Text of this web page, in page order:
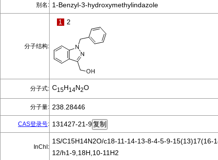
别名: 1-Benzyl-3-hydroxymethylindazole
分子结构:
1 2
分子式: C15H14N2O
分子量: 238.28446
CAS登录号: 131427-21-9
InChI:
1S/C15H14N2O/c18-11-14-13-8-4-5-9-15(13)17(16-
12/h1-9,18H,10-11H2